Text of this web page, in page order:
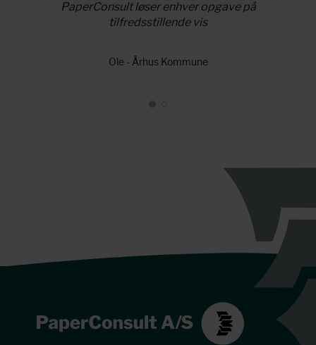
PaperConsult løser enhver opgave på
tilfredsstillende vis
Ole - Århus Kommune